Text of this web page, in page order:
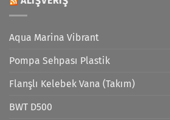
Aqua Marina Vibrant
Pompa Sehpası Plastik
Flanşlı Kelebek Vana (Takım)
BWT D500